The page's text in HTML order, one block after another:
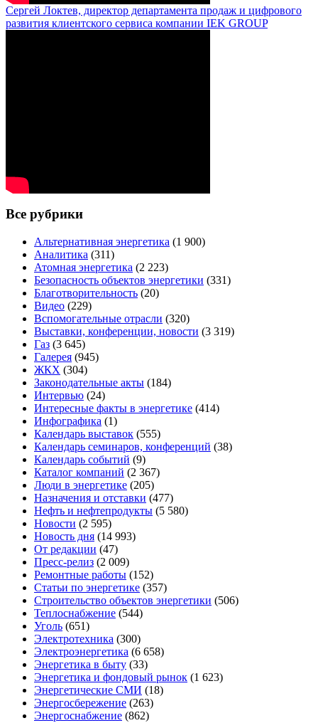
Сергей Локтев, директор департамента продаж и цифрового
развития клиентского сервиса компании IEK GROUP
Все рубрики
Альтернативная энергетика (1 900)
Аналитика (311)
Атомная энергетика (2 223)
Безопасность объектов энергетики (331)
Благотворительность (20)
Видео (229)
Вспомогательные отрасли (320)
Выставки, конференции, новости (3 319)
Газ (3 645)
Галерея (945)
ЖКХ (304)
Законодательные акты (184)
Интервью (24)
Интересные факты в энергетике (414)
Инфографика (1)
Календарь выставок (555)
Календарь семинаров, конференций (38)
Календарь событий (9)
Каталог компаний (2 367)
Люди в энергетике (205)
Назначения и отставки (477)
Нефть и нефтепродукты (5 580)
Новости (2 595)
Новость дня (14 993)
От редакции (47)
Пресс-релиз (2 009)
Ремонтные работы (152)
Статьи по энергетике (357)
Строительство объектов энергетики (506)
Теплоснабжение (544)
Уголь (651)
Электротехника (300)
Электроэнергетика (6 658)
Энергетика в быту (33)
Энергетика и фондовый рынок (1 623)
Энергетические СМИ (18)
Энергосбережение (263)
Энергоснабжение (862)